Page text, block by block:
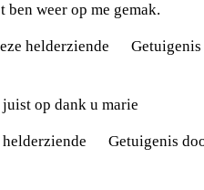
weer op me gemak.
op dank u marie
Getuigenis